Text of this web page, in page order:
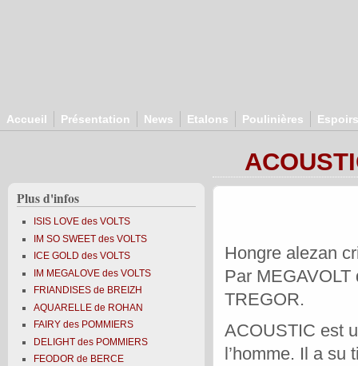
Accueil Présentation News Etalons Poulinières Espoirs
Plus d'infos
ISIS LOVE des VOLTS
IM SO SWEET des VOLTS
ICE GOLD des VOLTS
IM MEGALOVE des VOLTS
FRIANDISES de BREIZH
AQUARELLE de ROHAN
FAIRY des POMMIERS
DELIGHT des POMMIERS
FEODOR de BERCE
Hongre alezan
Par
TREGOR.
ACOUSTIC est
l’homme. Il a su